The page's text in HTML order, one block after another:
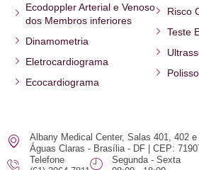
Ecodoppler Arterial e Venoso
dos Membros inferiores
Dinamometria
Eletrocardiograma
Ecocardiograma
Risco
Teste
Albany Medical Center, Salas 401, 402
Águas Claras - Brasília - DF | CEP:
Telefone
Segunda - Sexta